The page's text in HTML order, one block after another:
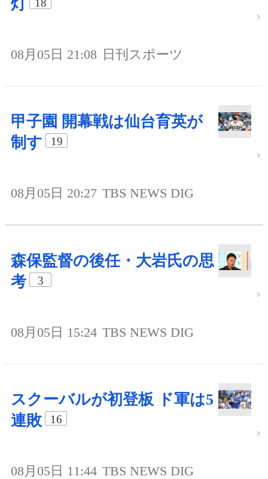
灯 18
08月05日 21:08 日刊スポーツ
甲子園 開幕戦は仙台育英が
制す
19
08月05日 20:27 TBS NEWS DIG
森保監督の後任・大岩氏の思
考
3
08月05日 15:24 TBS NEWS DIG
スクーバルが初登板 ド軍は5
連敗
16
08月05日 11:44 TBS NEWS DIG